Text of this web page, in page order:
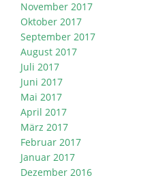
November 2017
Oktober 2017
September 2017
August 2017
Juli 2017
Juni 2017
Mai 2017
April 2017
März 2017
Februar 2017
Januar 2017
Dezember 2016